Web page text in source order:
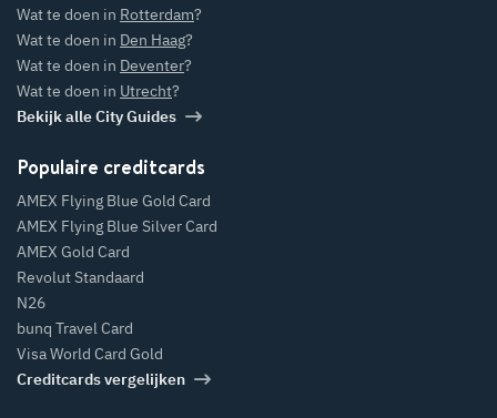
Wat te doen in Rotterdam?
Wat te doen in Den Haag?
Wat te doen in Deventer?
Wat te doen in Utrecht?
Bekijk alle City Guides
Populaire creditcards
AMEX Flying Blue Gold Card
AMEX Flying Blue Silver Card
AMEX Gold Card
Revolut Standaard
N26
bunq Travel Card
Visa World Card Gold
Creditcards vergelijken